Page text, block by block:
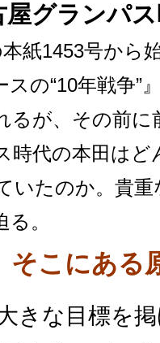
か
レ
屋グランパ
紙1453号から
の“10年戦争”
るが、その前に
時代の本田は
いたのか。貴
。
そこにある
きな目標を